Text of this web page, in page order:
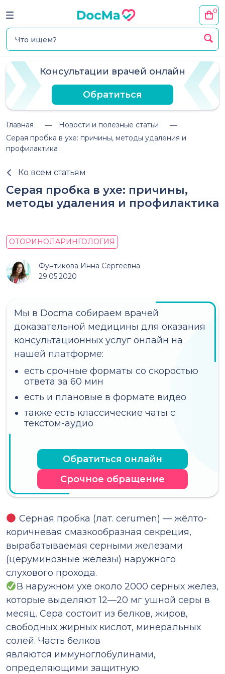
0
Консультации врачей онлайн
Обратиться
Главная
Новости и полезные статьи
Серая пробка в ухе: причины, методы удаления и
профилактика
Ко всем статьям
Серая пробка в ухе: причины,
методы удаления и профилактика
ОТОРИНОЛАРИНГОЛОГИЯ
Фунтикова Инна Сергеевна
29.05.2020
Мы в Docma собираем врачей
доказательной медицины для оказания
консультационных услуг онлайн на
нашей платформе:
есть срочные форматы со скоростью
ответа за 60 мин
есть и плановые в формате видео
также есть классические чаты с
текстом-аудио
Обратиться онлайн
Срочное обращение
Серная пробка (лат. cerumen) — жёлто-
коричневая смазкообразная секреция,
вырабатываемая серными железами
(церуминозные железы) наружного
слухового прохода.
В наружном ухе около 2000 серных желез,
которые выделяют 12—20 мг ушной серы в
месяц. Сера состоит из белков, жиров,
свободных жирных кислот, минеральных
солей. Часть белков
являются иммуноглобулинами,
определяющими защитную